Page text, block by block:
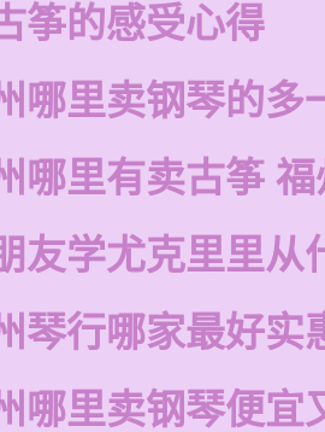
筝的感受心得
哪里卖钢琴的多
哪里有卖古筝
友学尤克里里从
琴行哪家最好实
哪里卖钢琴便宜